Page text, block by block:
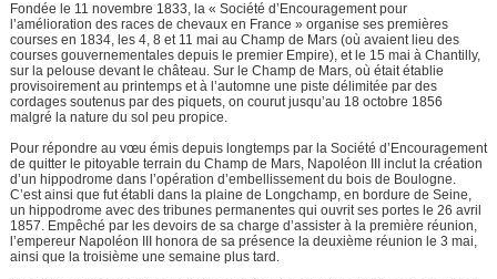
Fondée le 11 novembre 1833, la « Société d’Encouragement pour
l’amélioration des races de chevaux en France » organise ses premières
courses en 1834, les 4, 8 et 11 mai au Champ de Mars (où avaient lieu des
courses gouvernementales depuis le premier Empire), et le 15 mai à Chantilly,
sur la pelouse devant le château. Sur le Champ de Mars, où était établie
provisoirement au printemps et à l’automne une piste délimitée par des
cordages soutenus par des piquets, on courut jusqu’au 18 octobre 1856
malgré la nature du sol peu propice.
Pour répondre au vœu émis depuis longtemps par la Société d’Encouragement
de quitter le pitoyable terrain du Champ de Mars, Napoléon III inclut la création
d’un hippodrome dans l’opération d’embellissement du bois de Boulogne.
C’est ainsi que fut établi dans la plaine de Longchamp, en bordure de Seine,
un hippodrome avec des tribunes permanentes qui ouvrit ses portes le 26 avril
1857. Empêché par les devoirs de sa charge d’assister à la première réunion,
l’empereur Napoléon III honora de sa présence la deuxième réunion le 3 mai,
ainsi que la troisième une semaine plus tard.